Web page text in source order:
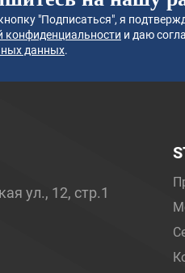
"Подписаться", я
конфиденциальности и даю
данных.
ул., 12, стр.1